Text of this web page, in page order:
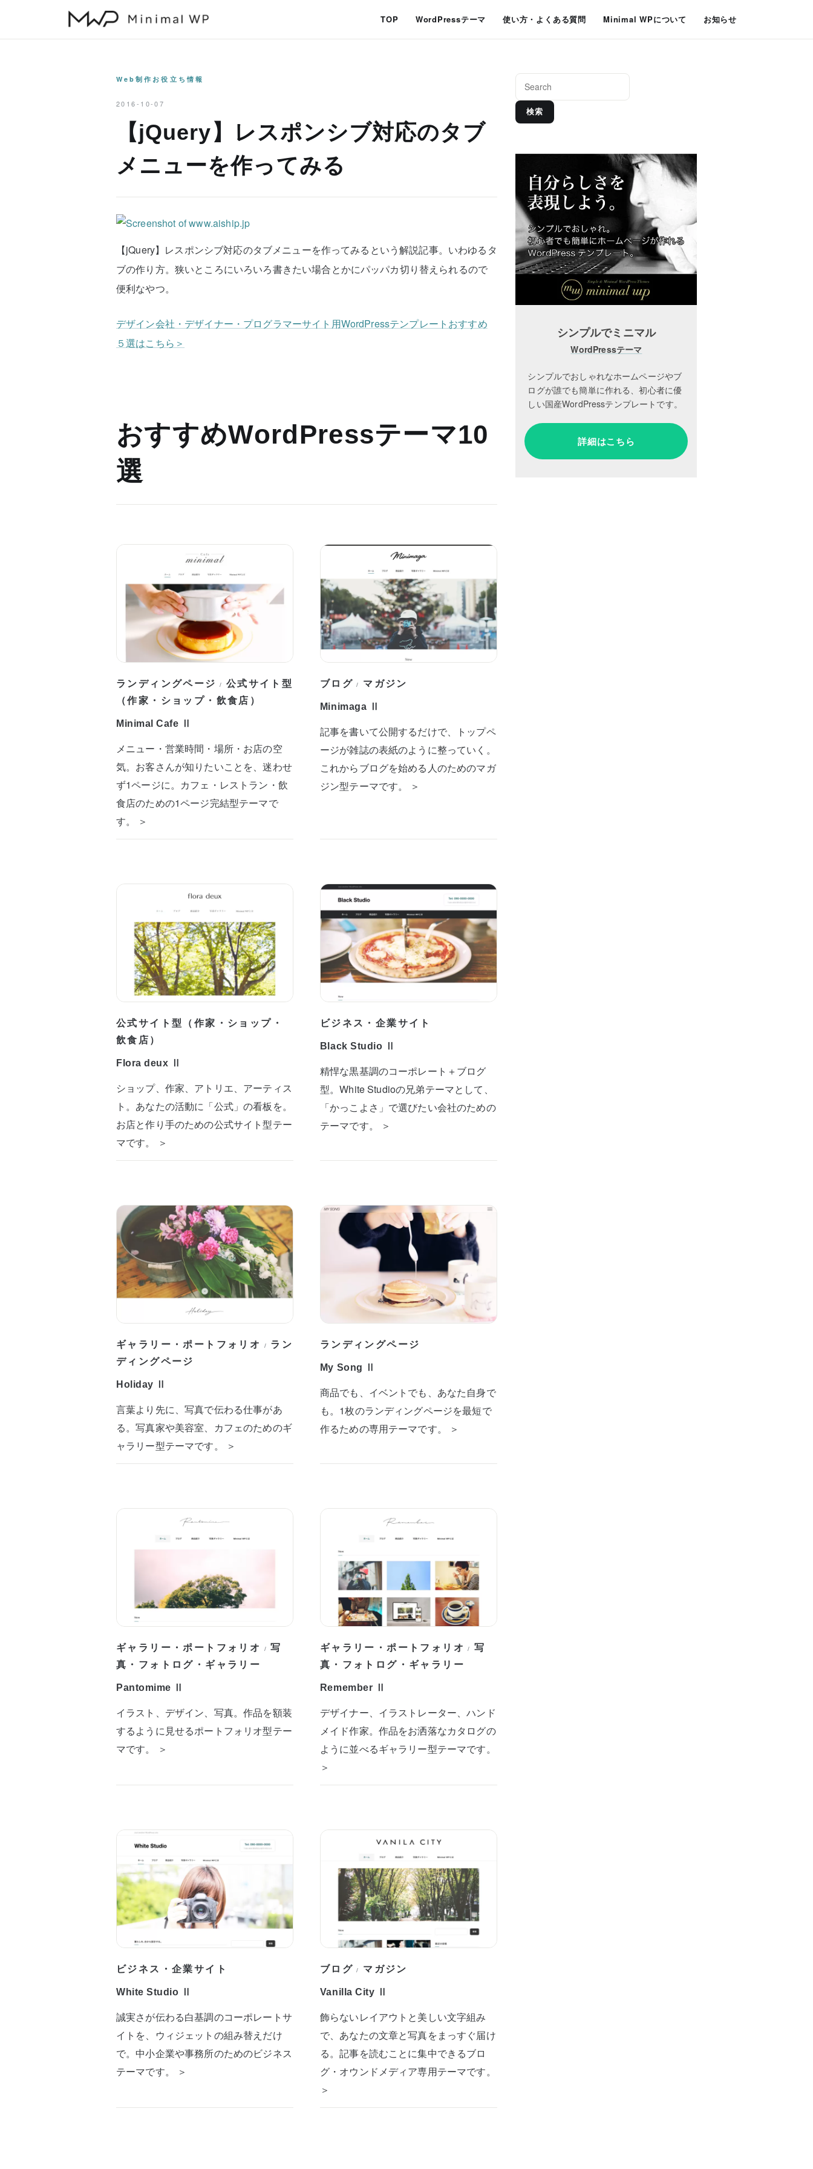
TOP WordPressテーマ 使い方・よくある質問 Minimal WPについて お知らせ
Web制作お役立ち情報
2016-10-07
【jQuery】レスポンシブ対応のタブ
メニューを作ってみる
【jQuery】レスポンシブ対応のタブメニューを作ってみるという解説記事。いわゆるタ
ブの作り方。狭いところにいろいろ書きたい場合とかにパッパカ切り替えられるので
便利なやつ。
デザイン会社・デザイナー・プログラマーサイト用WordPressテンプレートおすすめ
５選はこちら＞
おすすめWordPressテーマ10
選
ランディングページ / 公式サイト型
（作家・ショップ・飲食店）
Minimal Cafe Ⅱ
メニュー・営業時間・場所・お店の空
気。お客さんが知りたいことを、迷わせ
ず1ページに。カフェ・レストラン・飲
食店のための1ページ完結型テーマで
す。 ＞
ブログ / マガジン
Minimaga Ⅱ
記事を書いて公開するだけで、トップペ
ージが雑誌の表紙のように整っていく。
これからブログを始める人のためのマガ
ジン型テーマです。 ＞
公式サイト型（作家・ショップ・
飲食店）
Flora deux Ⅱ
ショップ、作家、アトリエ、アーティス
ト。あなたの活動に「公式」の看板を。
お店と作り手のための公式サイト型テー
マです。 ＞
ビジネス・企業サイト
Black Studio Ⅱ
精悍な黒基調のコーポレート＋ブログ
型。White Studioの兄弟テーマとして、
「かっこよさ」で選びたい会社のための
テーマです。 ＞
ギャラリー・ポートフォリオ / ラン
ディングページ
Holiday Ⅱ
言葉より先に、写真で伝わる仕事があ
る。写真家や美容室、カフェのためのギ
ャラリー型テーマです。 ＞
ランディングページ
My Song Ⅱ
商品でも、イベントでも、あなた自身で
も。1枚のランディングページを最短で
作るための専用テーマです。 ＞
ギャラリー・ポートフォリオ /写
真・フォトログ・ギャラリー
Pantomime Ⅱ
イラスト、デザイン、写真。作品を額装
するように見せるポートフォリオ型テー
マです。 ＞
ギャラリー・ポートフォリオ /写
真・フォトログ・ギャラリー
Remember Ⅱ
デザイナー、イラストレーター、ハンド
メイド作家。作品をお洒落なカタログの
ように並べるギャラリー型テーマです。
＞
ビジネス・企業サイト
White Studio Ⅱ
誠実さが伝わる白基調のコーポレートサ
イトを、ウィジェットの組み替えだけ
で。中小企業や事務所のためのビジネス
テーマです。 ＞
ブログ / マガジン
Vanilla City Ⅱ
飾らないレイアウトと美しい文字組み
で、あなたの文章と写真をまっすぐ届け
る。記事を読むことに集中できるブロ
グ・オウンドメディア専用テーマです。
＞
検索
シンプルでミニマル
WordPressテーマ
シンプルでおしゃれなホームページやブ
ログが誰でも簡単に作れる、初心者に優
しい国産WordPressテンプレートです。
詳細はこちら